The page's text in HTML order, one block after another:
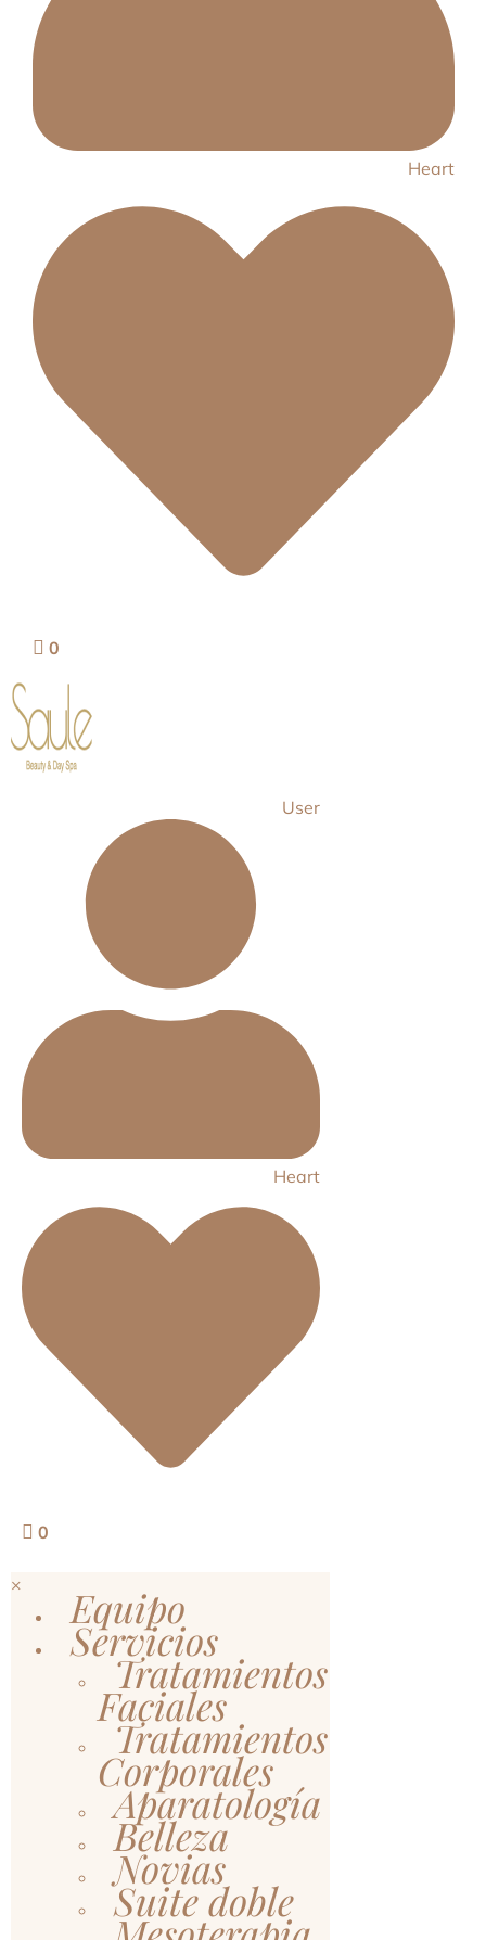
Heart
0
User
Heart
0
× Equipo
Servicios
Tratamientos
Faciales
Tratamientos
Corporales
Aparatología
Belleza
Novias
Suite doble